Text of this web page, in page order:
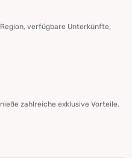
verfügbare Unterkünfte,
zahlreiche exklusive Vorteile.